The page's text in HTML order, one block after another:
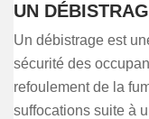
UN
Un débistrage est
sécurité des
refoulement de la
suffocations suite à